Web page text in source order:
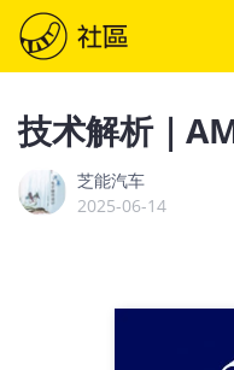
技术解析｜
芝能汽车
2025-06-14